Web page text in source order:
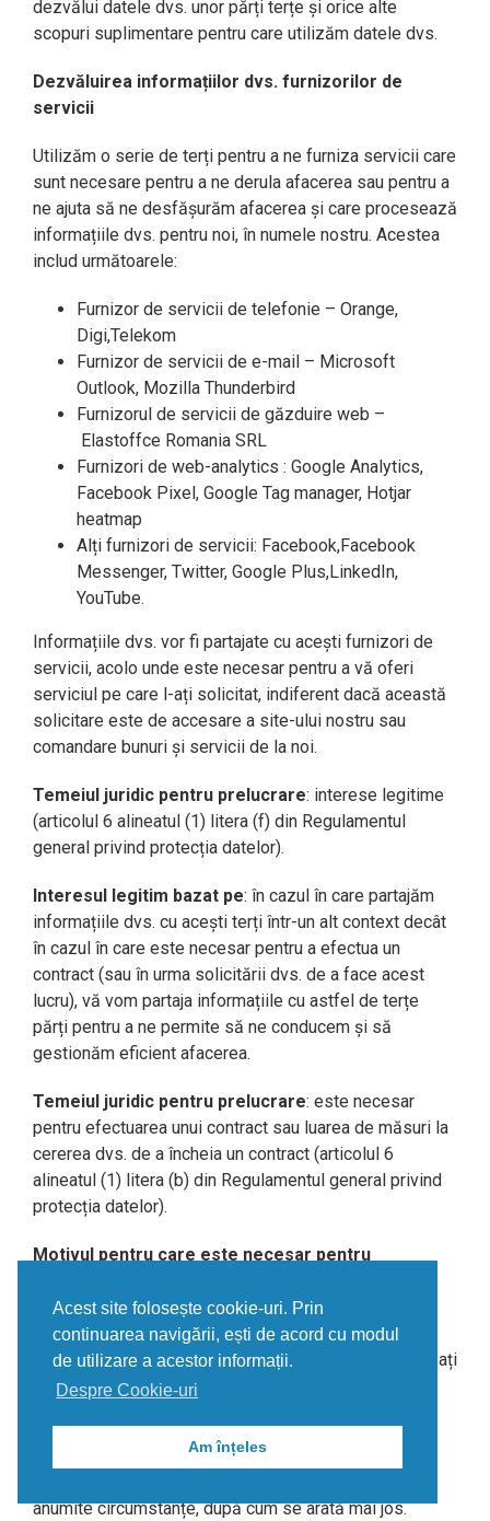
dezvălui datele dvs. unor părți terțe și orice alte
scopuri suplimentare pentru care utilizăm datele dvs.
Dezvăluirea informațiilor dvs. furnizorilor de
servicii
Utilizăm o serie de terți pentru a ne furniza servicii care
sunt necesare pentru a ne derula afacerea sau pentru a
ne ajuta să ne desfășurăm afacerea și care procesează
informațiile dvs. pentru noi, în numele nostru. Acestea
includ următoarele:
Furnizor de servicii de telefonie – Orange,
Digi,Telekom
Furnizor de servicii de e-mail – Microsoft
Outlook, Mozilla Thunderbird
Furnizorul de servicii de găzduire web –
Elastoffce Romania SRL
Furnizori de web-analytics : Google Analytics,
Facebook Pixel, Google Tag manager, Hotjar
heatmap
Alți furnizori de servicii: Facebook,Facebook
Messenger, Twitter, Google Plus,LinkedIn,
YouTube.
Informațiile dvs. vor fi partajate cu acești furnizori de
servicii, acolo unde este necesar pentru a vă oferi
serviciul pe care l-ați solicitat, indiferent dacă această
solicitare este de accesare a site-ului nostru sau
comandare bunuri și servicii de la noi.
Temeiul juridic pentru prelucrare: interese legitime
(articolul 6 alineatul (1) litera (f) din Regulamentul
general privind protecția datelor).
Interesul legitim bazat pe: în cazul în care partajăm
informațiile dvs. cu acești terți într-un alt context decât
în ​​cazul în care este necesar pentru a efectua un
contract (sau în urma solicitării dvs. de a face acest
lucru), vă vom partaja informațiile cu astfel de terțe
părți pentru a ne permite să ne conducem și să
gestionăm eficient afacerea.
Temeiul juridic pentru prelucrare: este necesar
pentru efectuarea unui contract sau luarea de măsuri la
cererea dvs. de a încheia un contract (articolul 6
alineatul (1) litera (b) din Regulamentul general privind
protecția datelor).
Motivul pentru care este necesar pentru
informații cu furnizorii noștri de servicii pentru a ne
permite să ne îndeplinim obligațiile care decurg din
contractul respectiv sau să luăm măsurile pe care le-ați
solicitat înainte de a încheia un contract cu dvs.
anumite circumstanțe, după cum se arată mai jos.
Acest site folosește cookie-uri. Prin
continuarea navigării, ești de acord cu modul
de utilizare a acestor informații.
Despre Cookie-uri
Am înțeles